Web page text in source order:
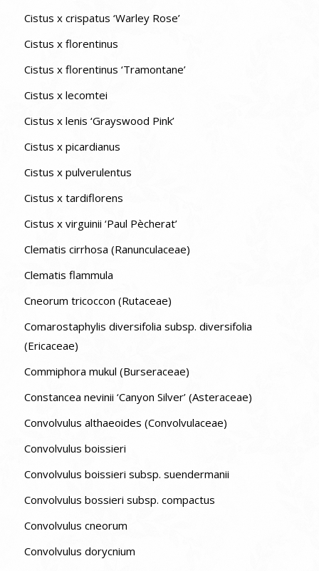
Cistus x crispatus ‘Warley Rose’
Cistus x florentinus
Cistus x florentinus ‘Tramontane’
Cistus x lecomtei
Cistus x lenis ‘Grayswood Pink’
Cistus x picardianus
Cistus x pulverulentus
Cistus x tardiflorens
Cistus x virguinii ‘Paul Pècherat’
Clematis cirrhosa (Ranunculaceae)
Clematis flammula
Cneorum tricoccon (Rutaceae)
Comarostaphylis diversifolia subsp. diversifolia
(Ericaceae)
Commiphora mukul (Burseraceae)
Constancea nevinii ‘Canyon Silver’ (Asteraceae)
Convolvulus althaeoides (Convolvulaceae)
Convolvulus boissieri
Convolvulus boissieri subsp. suendermanii
Convolvulus bossieri subsp. compactus
Convolvulus cneorum
Convolvulus dorycnium